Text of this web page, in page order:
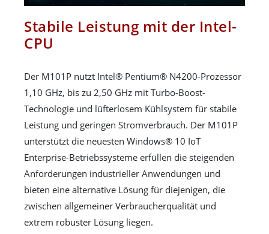
Stabile Leistung mit der Intel-
CPU
Der M101P nutzt Intel® Pentium® N4200-Prozessor
1,10 GHz, bis zu 2,50 GHz mit Turbo-Boost-
Technologie und lüfterlosem Kühlsystem für stabile
Leistung und geringen Stromverbrauch. Der M101P
unterstützt die neuesten Windows® 10 IoT
Enterprise-Betriebssysteme erfüllen die steigenden
Anforderungen industrieller Anwendungen und
bieten eine alternative Lösung für diejenigen, die
zwischen allgemeiner Verbraucherqualität und
extrem robuster Lösung liegen.